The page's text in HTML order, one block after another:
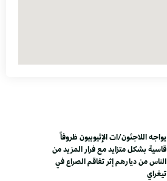
يواجه اللاجئون/ات الإثيوبيون ظروفاً
قاسية بشكل متزايد مع فرار المزيد من
الناس من ديارهم إثر تفاقم الصراع في
تيغراي